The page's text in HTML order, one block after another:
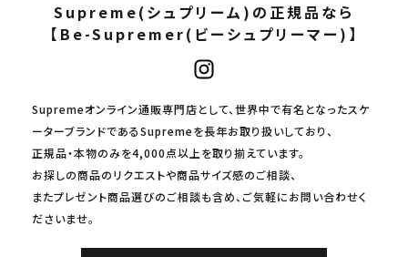
Supreme(シュプリーム)の正規品なら
【Be-Supremer(ビーシュプリーマー)】
Supremeオンライン通販専門店として、世界中で有名となったスケ
ーターブランドであるSupremeを長年お取り扱いしており、
正規品・本物のみを4,000点以上を取り揃えています。
お探しの商品のリクエストや商品サイズ感のご相談、
またプレゼント商品選びのご相談も含め、ご気軽にお問い合わせく
ださいませ。